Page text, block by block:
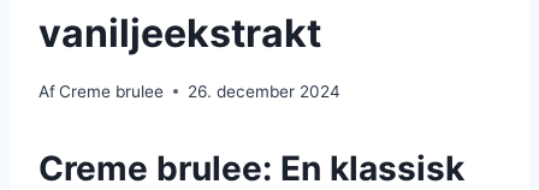
vaniljeekstrakt
AfCreme brulee 26. december 2024
Creme brulee: En klassisk